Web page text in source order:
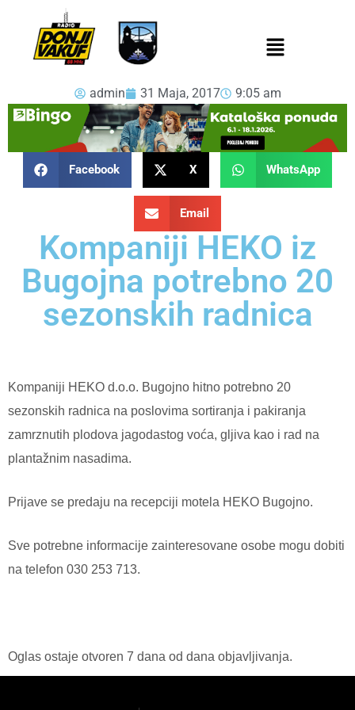
admin 31 Maja, 2017 9:05 am
Facebook X WhatsApp
Email
Kompaniji HEKO iz
Bugojna potrebno 20
sezonskih radnica
Kompaniji HEKO d.o.o. Bugojno hitno potrebno 20
sezonskih radnica na poslovima sortiranja i pakiranja
zamrznutih plodova jagodastog voća, gljiva kao i rad na
plantažnim nasadima.
Prijave se predaju na recepciji motela HEKO Bugojno.
Sve potrebne informacije zainteresovane osobe mogu dobiti
na telefon 030 253 713.
Oglas ostaje otvoren 7 dana od dana objavljivanja.